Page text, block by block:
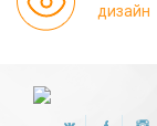
дизайн